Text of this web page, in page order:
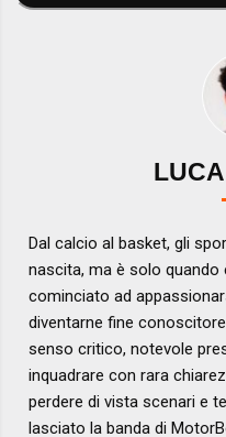
Dal calcio al basket, gli
nascita, ma è solo
cominciato ad
diventarne fine
senso critico, notevole
inquadrare con rara
perdere di vista scenari e
lasciato la banda di